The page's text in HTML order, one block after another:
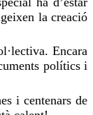
la creació
Encara
polítics i
i centenars de